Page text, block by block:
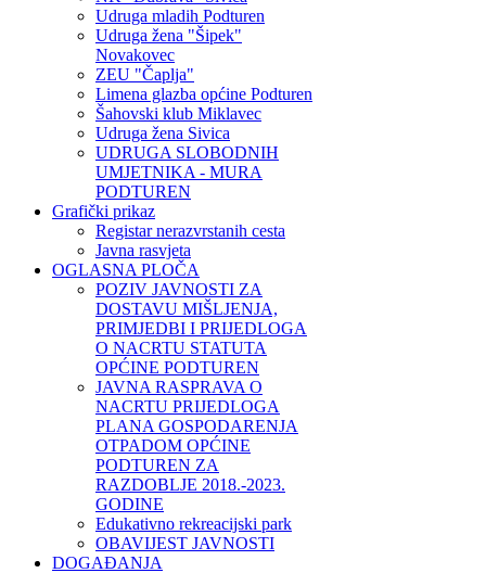
Udruga mladih Podturen
Udruga žena "Šipek"
Novakovec
ZEU "Čaplja"
Limena glazba općine Podturen
Šahovski klub Miklavec
Udruga žena Sivica
UDRUGA SLOBODNIH
UMJETNIKA - MURA
PODTUREN
Grafički prikaz
Registar nerazvrstanih cesta
Javna rasvjeta
OGLASNA PLOČA
POZIV JAVNOSTI ZA
DOSTAVU MIŠLJENJA,
PRIMJEDBI I PRIJEDLOGA
O NACRTU STATUTA
OPĆINE PODTUREN
JAVNA RASPRAVA O
NACRTU PRIJEDLOGA
PLANA GOSPODARENJA
OTPADOM OPĆINE
PODTUREN ZA
RAZDOBLJE 2018.-2023.
GODINE
Edukativno rekreacijski park
OBAVIJEST JAVNOSTI
DOGAĐANJA